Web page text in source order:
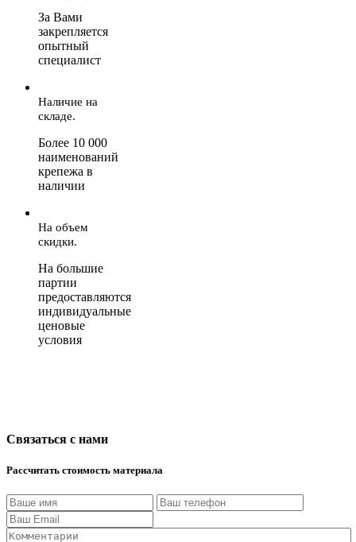
За Вами
закрепляется
опытный
специалист
Наличие на
складе.
Более 10 000
наименований
крепежа в
наличии
На объем
скидки.
На большие
партии
предоставляются
индивидуальные
ценовые
условия
Связаться с нами
Рассчитать стоимость материала